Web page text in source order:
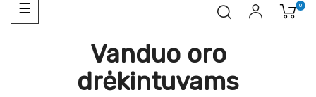
Toggle
navigation
☰ 0
Vanduo oro
drėkintuvams